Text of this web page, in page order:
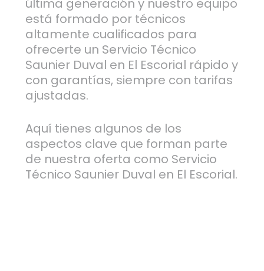
última generación y nuestro equipo
está formado por técnicos
altamente cualificados para
ofrecerte un Servicio Técnico
Saunier Duval en El Escorial rápido y
con garantías, siempre con tarifas
ajustadas.
Aquí tienes algunos de los
aspectos clave que forman parte
de nuestra oferta como Servicio
Técnico Saunier Duval en El Escorial.